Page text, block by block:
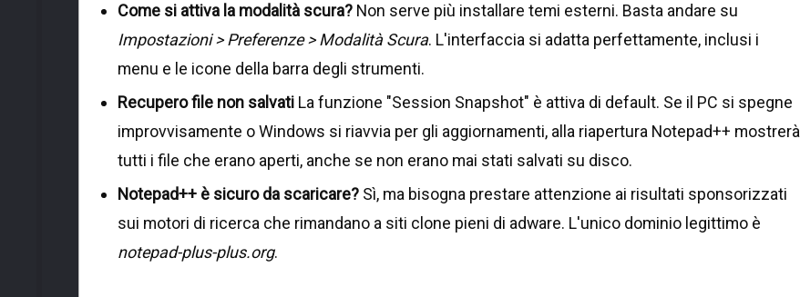
Come si attiva la modalità scura? Non serve più installare temi esterni. Basta andare su
Impostazioni > Preferenze > Modalità Scura. L'interfaccia si adatta perfettamente, inclusi i
menu e le icone della barra degli strumenti.
Recupero file non salvati La funzione "Session Snapshot" è attiva di default. Se il PC si spegne
improvvisamente o Windows si riavvia per gli aggiornamenti, alla riapertura Notepad++ mostrerà
tutti i file che erano aperti, anche se non erano mai stati salvati su disco.
Notepad++ è sicuro da scaricare? Sì, ma bisogna prestare attenzione ai risultati sponsorizzati
sui motori di ricerca che rimandano a siti clone pieni di adware. L'unico dominio legittimo è
notepad-plus-plus.org.